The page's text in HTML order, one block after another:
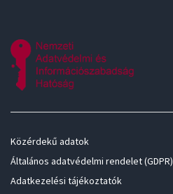
Közérdekű adatok
Általános adatvédelmi rendelet (GDPR)
Adatkezelési tájékoztatók